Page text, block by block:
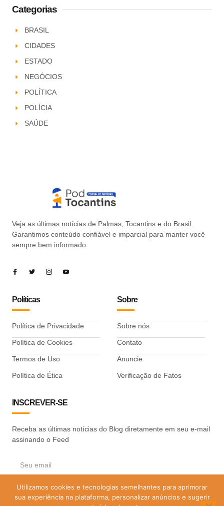
Categorias
BRASIL
CIDADES
ESTADO
NEGÓCIOS
POLÍTICA
POLÍCIA
SAÚDE
Veja as últimas notícias de Palmas, Tocantins e do Brasil.
Garantimos conteúdo confiável e imparcial para manter você
sempre bem informado.
Políticas
Política de Privacidade
Política de Cookies
Termos de Uso
Política de Ética
Sobre
Sobre nós
Contato
Anuncie
Verificação de Fatos
INSCREVER-SE
Receba as últimas notícias do Blog diretamente em seu e-mail
assinando o Feed
ASSINAR
Utilizamos cookies e tecnologias semelhantes para aprimorar
sua experiência na plataforma, personalizar anúncios e sugerir